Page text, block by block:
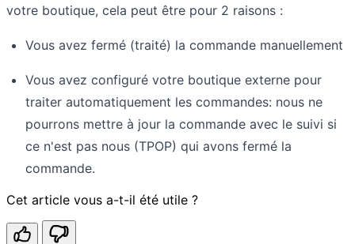
votre boutique, cela peut être pour 2 raisons :
Vous avez fermé (traité) la commande manuellement
Vous avez configuré votre boutique externe pour
traiter automatiquement les commandes: nous ne
pourrons mettre à jour la commande avec le suivi si
ce n'est pas nous (TPOP) qui avons fermé la
commande.
Cet article vous a-t-il été utile ?